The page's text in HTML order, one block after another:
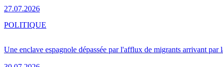
27.07.2026
Une enclave espagnole dépassée par l'afflux de migrants arrivant par
POLITIQUE